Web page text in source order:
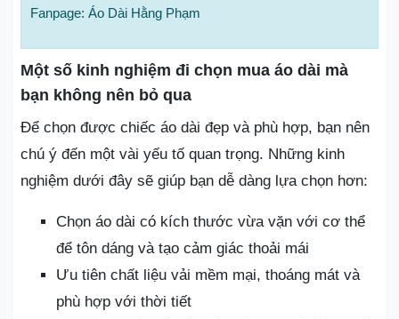
Fanpage: Áo Dài Hằng Phạm
Một số kinh nghiệm đi chọn mua áo dài mà
bạn không nên bỏ qua
Để chọn được chiếc áo dài đẹp và phù hợp, bạn nên
chú ý đến một vài yếu tố quan trọng. Những kinh
nghiệm dưới đây sẽ giúp bạn dễ dàng lựa chọn hơn:
Chọn áo dài có kích thước vừa vặn với cơ thể
để tôn dáng và tạo cảm giác thoải mái
Ưu tiên chất liệu vải mềm mại, thoáng mát và
phù hợp với thời tiết